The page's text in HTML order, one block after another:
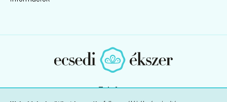
Telefon: